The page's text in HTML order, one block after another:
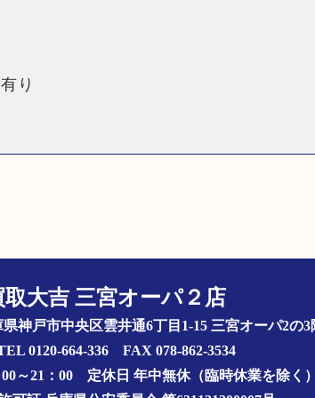
り
取大吉 三宮オーパ２店
神戸市中央区雲井通6丁目1-15 三宮オーパ2の
0120-664-336 FAX 078-862-3534
～21：00 定休日 年中無休（臨時休業を除く）